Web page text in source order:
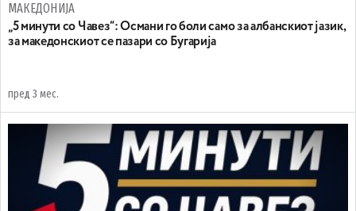
МАКЕДОНИЈА
„5 минути со Чавез“: Oсмани го боли само за албанскиот јазик,
за македонскиот се пазари со Бугарија
пред 3 мес.